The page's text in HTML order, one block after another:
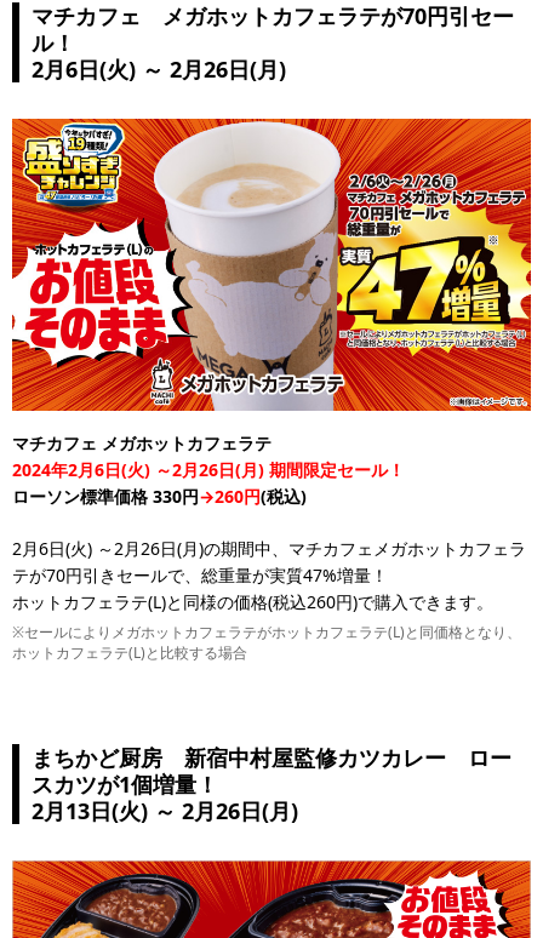
マチカフェ メガホットカフェラテが70円引セー
ル！
2月6日(火) ～ 2月26日(月)
マチカフェ メガホットカフェラテ
2024年2月6日(火) ～2月26日(月) 期間限定セール！
ローソン標準価格 330円→260円(税込)
2月6日(火) ～2月26日(月)の期間中、マチカフェメガホットカフェラ
テが70円引きセールで、総重量が実質47%増量！
ホットカフェラテ(L)と同様の価格(税込260円)で購入できます。
※セールによりメガホットカフェラテがホットカフェラテ(L)と同価格となり、
ホットカフェラテ(L)と比較する場合
まちかど厨房 新宿中村屋監修カツカレー ロー
スカツが1個増量！
2月13日(火) ～ 2月26日(月)